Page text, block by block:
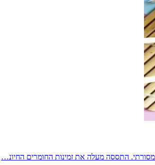
מסורתי. התססה מעלה את זמינות החומרים החיונ…